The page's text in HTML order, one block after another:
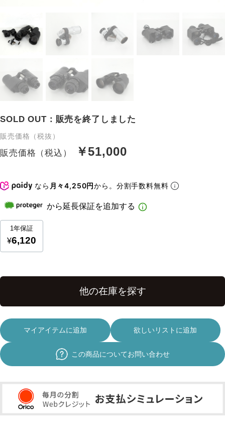
SOLD OUT：販売を終了しました
販売価格（税抜）
販売価格（税込） ￥51,000
なら 月々4,250円から。分割手数料無料
マイアイテムに追加 欲しいリストに追加
この商品についてお問い合わせ